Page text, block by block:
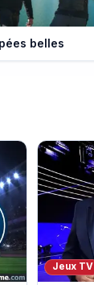
belles
Jeux TV